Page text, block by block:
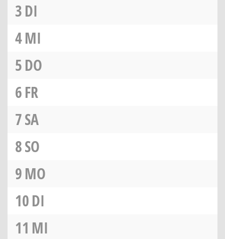
3DI
4MI
5DO
6FR
7SA
8SO
9MO
10DI
11 MI